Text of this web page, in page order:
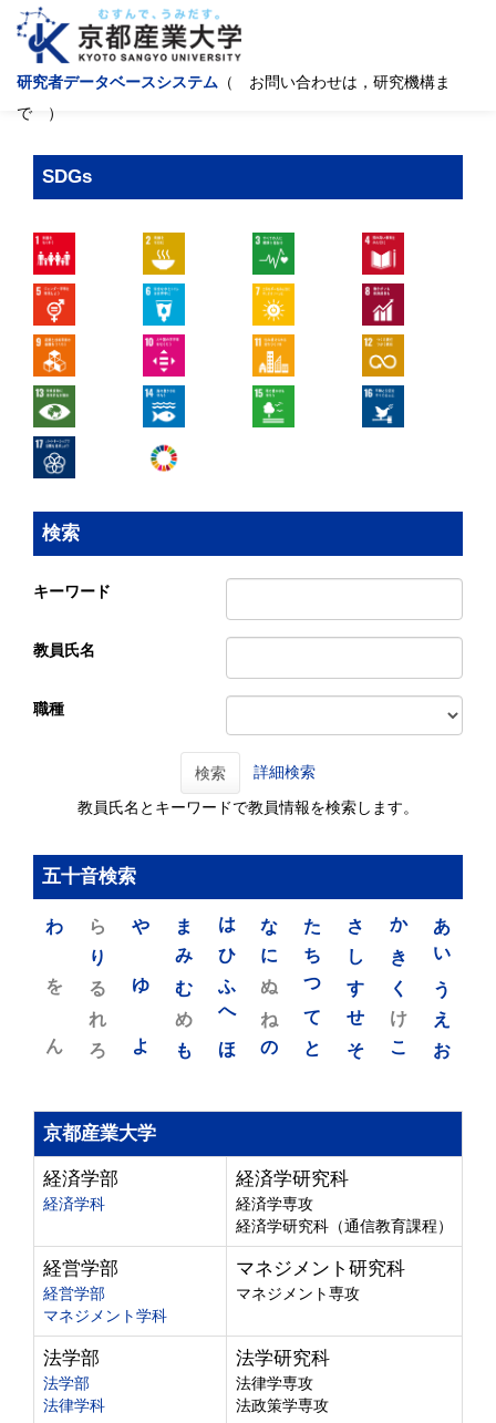
研究者データベースシステム （ お問い合わせは，研究機構ま
で ）
SDGs
検索
キーワード
教員氏名
職種
検索 詳細検索
教員氏名とキーワードで教員情報を検索します。
五十音検索
あ
い
う
え
お
か
き
く
け
こ
さ
し
す
せ
そ
た
ち
つ
て
と
な
に
ぬ
ね
の
は
ひ
ふ
へ
ほ
ま
み
む
め
も
や
ゆ
よ
ら
り
る
れ
ろ
わ
を
ん
京都産業大学
経済学部
経済学科
経済学研究科
経済学専攻
経済学研究科（通信教育課程）
経営学部
経営学部
マネジメント学科
マネジメント研究科
マネジメント専攻
法学部
法学部
法律学科
法学研究科
法律学専攻
法政策学専攻